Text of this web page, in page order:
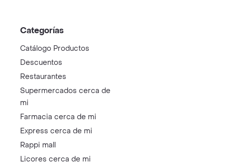
Categorías
Catálogo Productos
Descuentos
Restaurantes
Supermercados cerca de
mi
Farmacia cerca de mi
Express cerca de mi
Rappi mall
Licores cerca de mi